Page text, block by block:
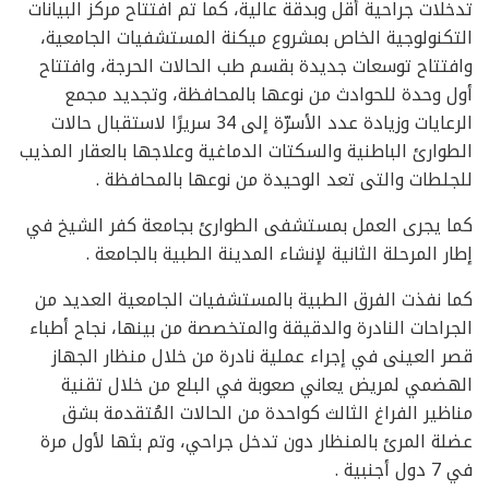
تدخلات جراحية أقل وبدقة عالية، كما تم افتتاح مركز البيانات
التكنولوجية الخاص بمشروع ميكنة المستشفيات الجامعية،
وافتتاح توسعات جديدة بقسم طب الحالات الحرجة، وافتتاح
أول وحدة للحوادث من نوعها بالمحافظة، وتجديد مجمع
الرعايات وزيادة عدد الأسرّة إلى 34 سريرًا لاستقبال حالات
الطوارئ الباطنية والسكتات الدماغية وعلاجها بالعقار المذيب
للجلطات والتى تعد الوحيدة من نوعها بالمحافظة .
كما يجرى العمل بمستشفى الطوارئ بجامعة كفر الشيخ في
إطار المرحلة الثانية لإنشاء المدينة الطبية بالجامعة .
كما نفذت الفرق الطبية بالمستشفيات الجامعية العديد من
الجراحات النادرة والدقيقة والمتخصصة من بينها، نجاح أطباء
قصر العينى في إجراء عملية نادرة من خلال منظار الجهاز
الهضمي لمريض يعاني صعوبة في البلع من خلال تقنية
مناظير الفراغ الثالث كواحدة من الحالات المُتقدمة بشق
عضلة المرئ بالمنظار دون تدخل جراحي، وتم بثها لأول مرة
في 7 دول أجنبية .